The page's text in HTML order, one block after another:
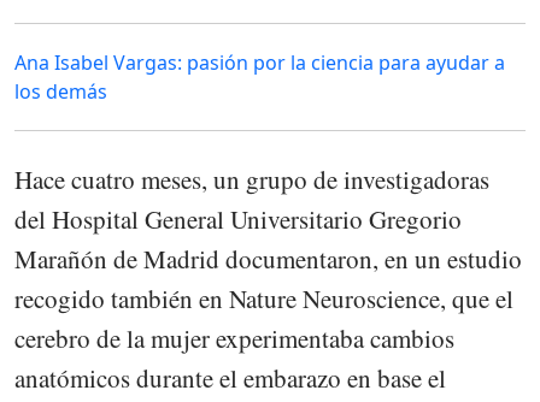
Ana Isabel Vargas: pasión por la ciencia para ayudar a
los demás
Hace cuatro meses, un grupo de investigadoras
del Hospital General Universitario Gregorio
Marañón de Madrid documentaron, en un estudio
recogido también en Nature Neuroscience, que el
cerebro de la mujer experimentaba cambios
anatómicos durante el embarazo en base el